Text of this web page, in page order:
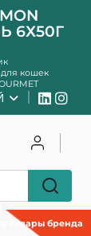
6Х50Г
кошек
товары бренда